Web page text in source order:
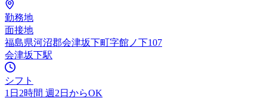
勤務地
面接地
福島県河沼郡会津坂下町字館ノ下107
会津坂下駅
シフト
1日2時間 週2日からOK